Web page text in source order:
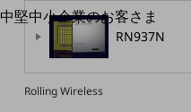
中堅中小企業のお客さま
NTTドコモビジネスウォッチ
ビジネスお役立ち情報
旬な話題やお役立ち資料などDXの課題を
RN937N
Rolling Wireless